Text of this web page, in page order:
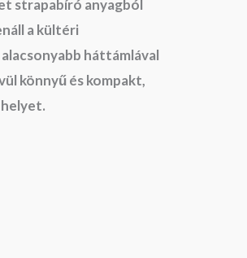
strapabíró anyagból
a kültéri
háttámlával
könnyű és kompakt,